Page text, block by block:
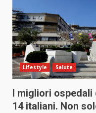
Lifestyle Salute
I migliori ospedali
14 italiani. Non